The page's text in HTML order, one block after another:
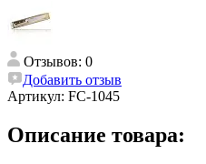
Отзывов: 0
Добавить отзыв
Артикул: FC-1045
Описание товара: